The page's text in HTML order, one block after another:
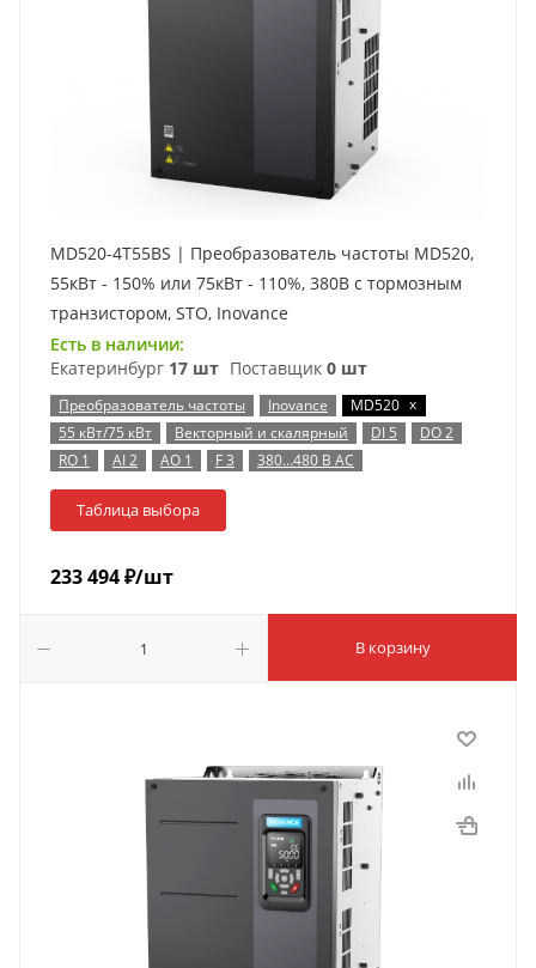
MD520-4T55BS | Преобразователь частоты MD520,
55кВт - 150% или 75кВт - 110%, 380В с тормозным
транзистором, STO, Inovance
Есть в наличии:
Екатеринбург 17 шт Поставщик 0 шт
Преобразователь частоты Inovance MD520 x
55 кВт/75 кВт
Векторный и скалярный DI 5
DO 2
RO 1
AI 2 AO 1 F 3 380…480 В AC
Таблица выбора
233 494₽/шт
В корзину